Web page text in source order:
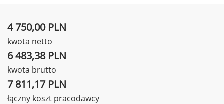
4 750,00 PLN
kwota netto
6 483,38 PLN
kwota brutto
7 811,17 PLN
łączny koszt pracodawcy